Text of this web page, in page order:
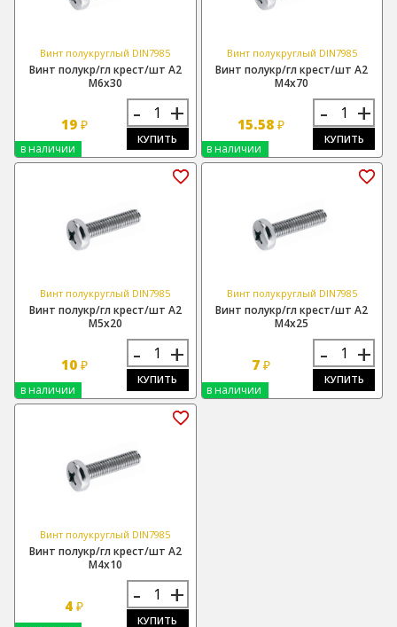
Винт полукруглый DIN7985
Винт полукр/гл крест/шт А2
М6х30
19 ₽ - +
КУПИТЬ
в наличии
Винт полукруглый DIN7985
Винт полукр/гл крест/шт А2
М4х70
15.58 ₽ - +
КУПИТЬ
в наличии
Винт полукруглый DIN7985
Винт полукр/гл крест/шт А2
М5х20
10 ₽ - +
КУПИТЬ
в наличии
Винт полукруглый DIN7985
Винт полукр/гл крест/шт А2
М4х25
7 ₽ - +
КУПИТЬ
в наличии
Винт полукруглый DIN7985
Винт полукр/гл крест/шт А2
М4х10
4₽ - +
КУПИТЬ